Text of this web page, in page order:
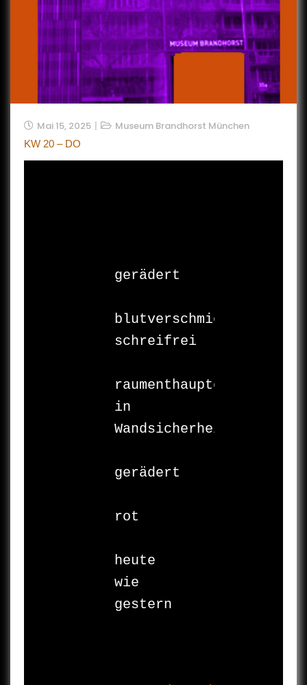
Mai 15, 2025 Museum Brandhorst München
KW 20 – DO
gerädert
blutverschmiert
schreifrei
raumenthauptet
in
Wandsicherheit
gerädert
rot
heute
wie
gestern